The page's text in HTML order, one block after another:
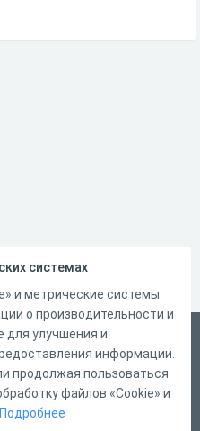
системах
и метрические системы
о производительности и
для улучшения и
информации.
продолжая пользоваться
файлов «Cookie» и
Подробнее